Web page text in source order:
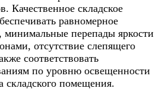
Качественное складское
равномерное
минимальные перепады яркости
отсутствие слепящего
соответствовать
по уровню освещенности
складского помещения.